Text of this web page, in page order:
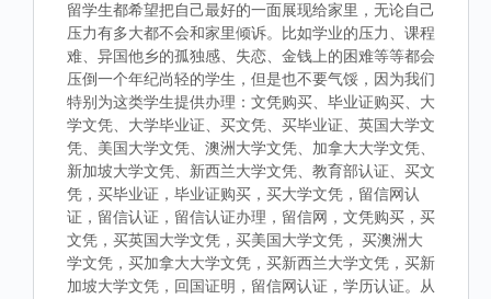
留学生都希望把自己最好的一面展现给家里，无论自己
压力有多大都不会和家里倾诉。比如学业的压力、课程
难、异国他乡的孤独感、失恋、金钱上的困难等等都会
压倒一个年纪尚轻的学生，但是也不要气馁，因为我们
特别为这类学生提供办理：文凭购买、毕业证购买、大
学文凭、大学毕业证、买文凭、买毕业证、英国大学文
凭、美国大学文凭、澳洲大学文凭、加拿大大学文凭、
新加坡大学文凭、新西兰大学文凭、教育部认证、买文
凭，买毕业证，毕业证购买，买大学文凭，留信网认
证，留信认证，留信认证办理，留信网，文凭购买，买
文凭，买英国大学文凭，买美国大学文凭， 买澳洲大
学文凭，买加拿大大学文凭，买新西兰大学文凭，买新
加坡大学文凭，回国证明，留信网认证，学历认证。从